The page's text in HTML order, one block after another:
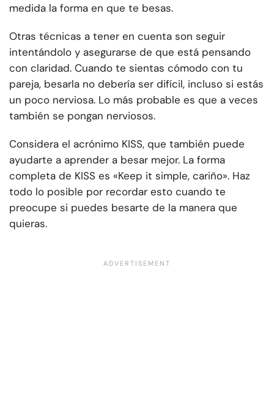
medida la forma en que te besas.
Otras técnicas a tener en cuenta son seguir
intentándolo y asegurarse de que está pensando
con claridad. Cuando te sientas cómodo con tu
pareja, besarla no debería ser difícil, incluso si estás
un poco nerviosa. Lo más probable es que a veces
también se pongan nerviosos.
Considera el acrónimo KISS, que también puede
ayudarte a aprender a besar mejor. La forma
completa de KISS es «Keep it simple, cariño». Haz
todo lo posible por recordar esto cuando te
preocupe si puedes besarte de la manera que
quieras.